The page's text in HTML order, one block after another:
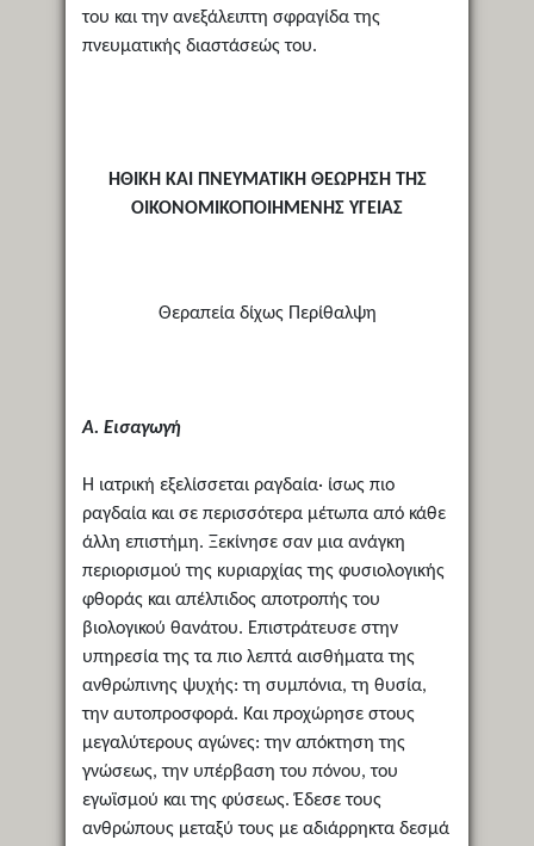
του και την ανεξάλειπτη σφραγίδα της
πνευματικής διαστάσεώς του.
ΗΘΙΚΗ ΚΑΙ ΠΝΕΥΜΑΤΙΚΗ ΘΕΩΡΗΣΗ ΤΗΣ
ΟΙΚΟΝΟΜΙΚΟΠΟΙΗΜΕΝΗΣ ΥΓΕΙΑΣ
Θεραπεία δίχως Περίθαλψη
Α. Εισαγωγή
Η ιατρική εξελίσσεται ραγδαία· ίσως πιο
ραγδαία και σε περισσότερα μέτωπα από κάθε
άλλη επιστήμη. Ξεκίνησε σαν μια ανάγκη
περιορισμού της κυριαρχίας της φυσιολογικής
φθοράς και απέλπιδος αποτροπής του
βιολογικού θανάτου. Επιστράτευσε στην
υπηρεσία της τα πιο λεπτά αισθήματα της
ανθρώπινης ψυχής: τη συμπόνια, τη θυσία,
την αυτοπροσφορά. Και προχώρησε στους
μεγαλύτερους αγώνες: την απόκτηση της
γνώσεως, την υπέρβαση του πόνου, του
εγωϊσμού και της φύσεως. Έδεσε τους
ανθρώπους μεταξύ τους με αδιάρρηκτα δεσμά